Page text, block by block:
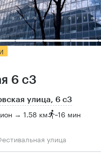
6 с3
улица, 6 с3
→ 1.58 км ~16 мин
улица